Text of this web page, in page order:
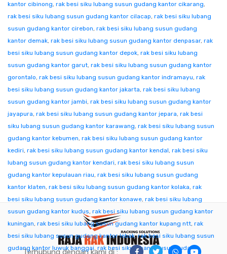
kantor cibinong, rak besi siku lubang susun gudang kantor cikarang,
rak besi siku lubang susun gudang kantor cilacap, rak besi siku lubang
susun gudang kantor cirebon, rak besi siku lubang susun gudang
kantor demak, rak besi siku lubang susun gudang kantor denpasar, rak
besi siku lubang susun gudang kantor depok, rak besi siku lubang
susun gudang kantor garut, rak besi siku lubang susun gudang kantor
gorontalo, rak besi siku lubang susun gudang kantor indramayu, rak
besi siku lubang susun gudang kantor jakarta, rak besi siku lubang
susun gudang kantor jambi, rak besi siku lubang susun gudang kantor
jayapura, rak besi siku lubang susun gudang kantor jepara, rak besi
siku lubang susun gudang kantor karawang, rak besi siku lubang susun
gudang kantor kebumen, rak besi siku lubang susun gudang kantor
kediri, rak besi siku lubang susun gudang kantor kendal, rak besi siku
lubang susun gudang kantor kendari, rak besi siku lubang susun
gudang kantor kepulauan riau, rak besi siku lubang susun gudang
kantor klaten, rak besi siku lubang susun gudang kantor kolaka, rak
besi siku lubang susun gudang kantor konawe, rak besi siku lubang
susun gudang kantor kudus, rak besi siku lubang susun gudang kantor
kuningan, rak besi siku lubang susun gudang kantor kupang ntt, rak
besi siku lubang susun gudang kantor lebak,rak besi siku lubang susun
gudang kantor luwuk banggai, rak besi siku lubang susun gudang
Terhubung dengan kami di :